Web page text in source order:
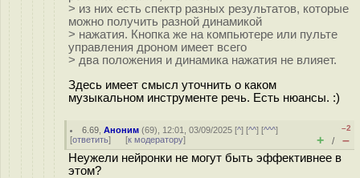
> из них есть спектр разных результатов, которые
можно получить разной динамикой
> нажатия. Кнопка же на компьютере или пульте
управления дроном имеет всего
> два положения и динамика нажатия не влияет.
Здесь имеет смысл уточнить о каком
музыкальном инструменте речь. Есть нюансы. :)
6.69 ,Аноним (69), 12:01, 03/09/2025 [^] [^^] [^^^]
[ответить] [к модератору]
–2
+ / –
Неужели нейронки не могут быть эффективнее в
этом?